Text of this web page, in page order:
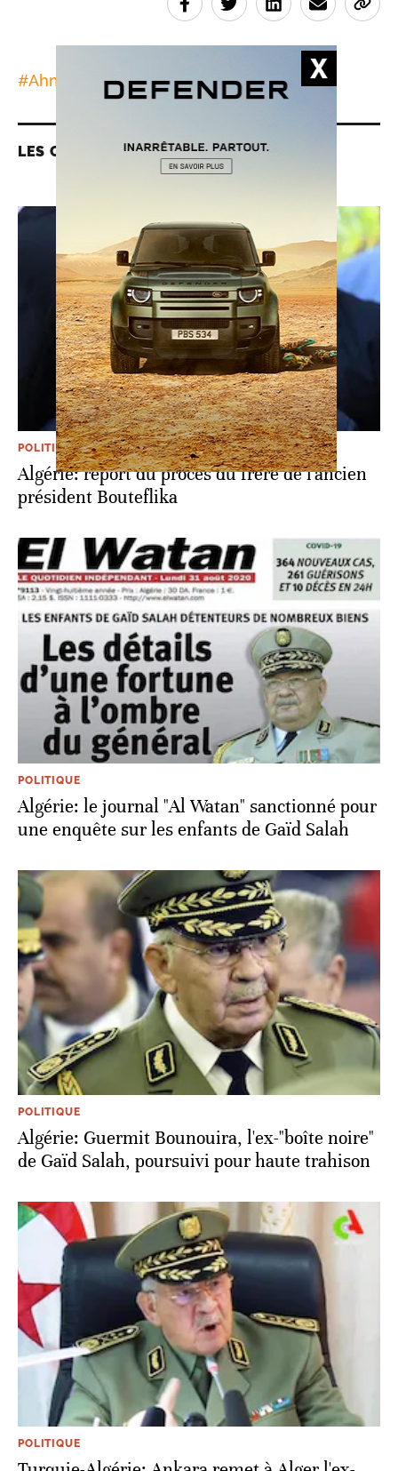
#Ahmed Gaïd Salah
LES CONTENUS LIÉS
POLITIQUE
Algérie: report du procès du frère de l'ancien
président Bouteflika
POLITIQUE
Algérie: le journal "Al Watan" sanctionné pour
une enquête sur les enfants de Gaïd Salah
POLITIQUE
Algérie: Guermit Bounouira, l'ex-"boîte noire"
de Gaïd Salah, poursuivi pour haute trahison
POLITIQUE